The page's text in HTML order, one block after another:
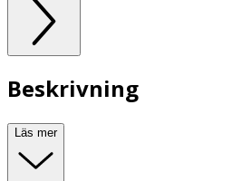
Beskrivning
Läs mer